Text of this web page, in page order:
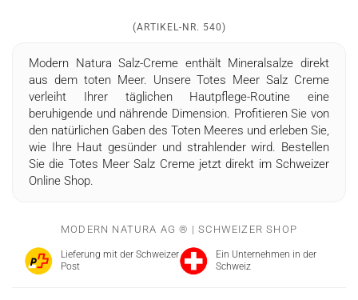
(ARTIKEL-NR. 540)
Modern Natura Salz-Creme enthält Mineralsalze direkt
aus dem toten Meer. Unsere Totes Meer Salz Creme
verleiht Ihrer täglichen Hautpflege-Routine eine
beruhigende und nährende Dimension. Profitieren Sie von
den natürlichen Gaben des Toten Meeres und erleben Sie,
wie Ihre Haut gesünder und strahlender wird. Bestellen
Sie die Totes Meer Salz Creme jetzt direkt im Schweizer
Online Shop.
MODERN NATURA AG ® | SCHWEIZER SHOP
Lieferung mit der Schweizer
Post
Ein Unternehmen in der
Schweiz